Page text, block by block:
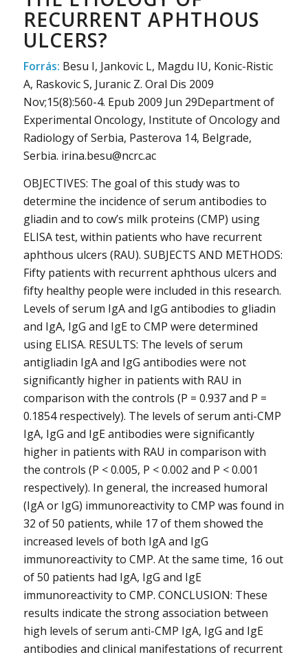
RECURRENT APHTHOUS
ULCERS?
Forrás: Besu I, Jankovic L, Magdu IU, Konic-Ristic
A, Raskovic S, Juranic Z. Oral Dis 2009
Nov;15(8):560-4. Epub 2009 Jun 29Department of
Experimental Oncology, Institute of Oncology and
Radiology of Serbia, Pasterova 14, Belgrade,
Serbia. irina.besu@ncrc.ac
OBJECTIVES: The goal of this study was to
determine the incidence of serum antibodies to
gliadin and to cow’s milk proteins (CMP) using
ELISA test, within patients who have recurrent
aphthous ulcers (RAU). SUBJECTS AND METHODS:
Fifty patients with recurrent aphthous ulcers and
fifty healthy people were included in this research.
Levels of serum IgA and IgG antibodies to gliadin
and IgA, IgG and IgE to CMP were determined
using ELISA. RESULTS: The levels of serum
antigliadin IgA and IgG antibodies were not
significantly higher in patients with RAU in
comparison with the controls (P = 0.937 and P =
0.1854 respectively). The levels of serum anti-CMP
IgA, IgG and IgE antibodies were significantly
higher in patients with RAU in comparison with
the controls (P < 0.005, P < 0.002 and P < 0.001
respectively). In general, the increased humoral
(IgA or IgG) immunoreactivity to CMP was found in
32 of 50 patients, while 17 of them showed the
increased levels of both IgA and IgG
immunoreactivity to CMP. At the same time, 16 out
of 50 patients had IgA, IgG and IgE
immunoreactivity to CMP. CONCLUSION: These
results indicate the strong association between
high levels of serum anti-CMP IgA, IgG and IgE
antibodies and clinical manifestations of recurrent